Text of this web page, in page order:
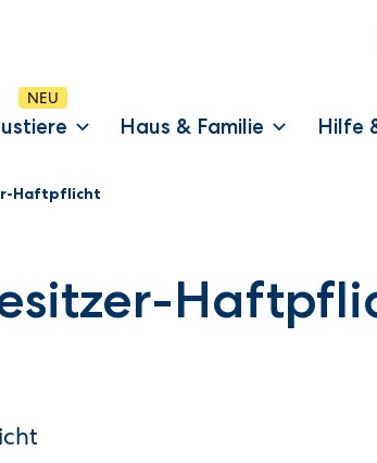
Haus & Familie Hilfe
Haftpflicht